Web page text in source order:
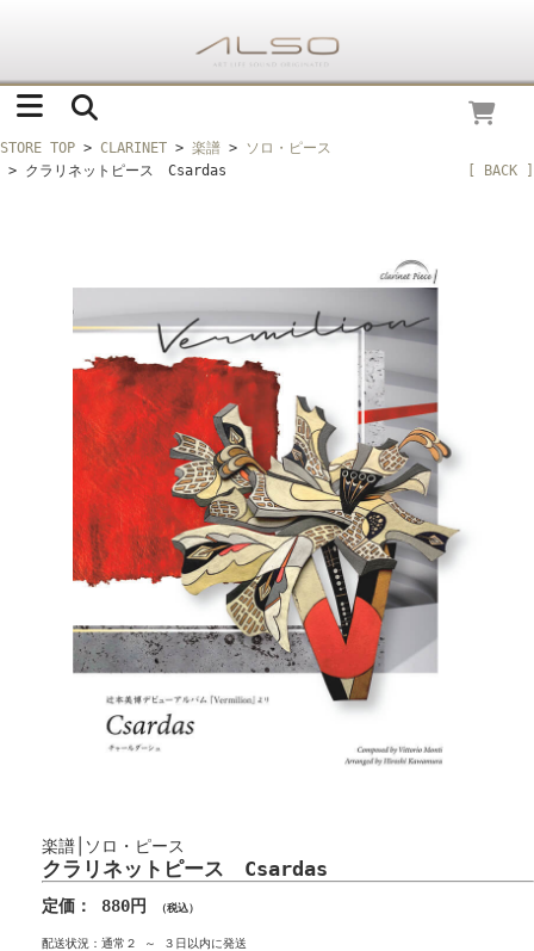
STORE TOP > CLARINET > 楽譜 > ソロ・ピース
> クラリネットピース Csardas
[ BACK ]
楽譜│ソロ・ピース
クラリネットピース Csardas
定価： 880円 （税込）
配送状況：通常２ ～ ３日以内に発送